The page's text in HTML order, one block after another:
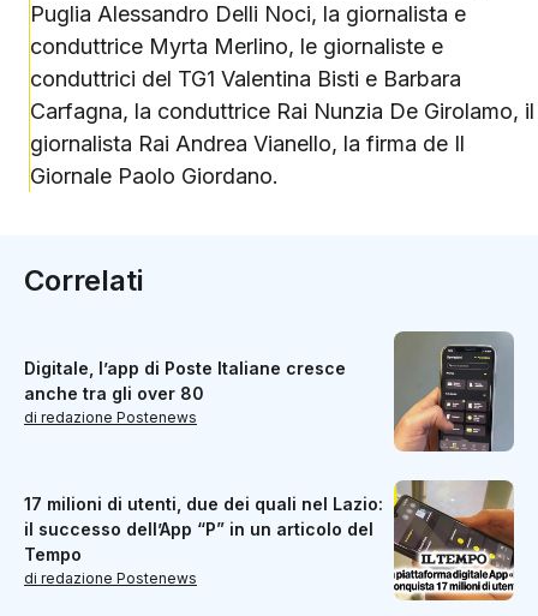
Puglia Alessandro Delli Noci, la giornalista e
conduttrice Myrta Merlino, le giornaliste e
conduttrici del TG1 Valentina Bisti e Barbara
Carfagna, la conduttrice Rai Nunzia De Girolamo, il
giornalista Rai Andrea Vianello, la firma de Il
Giornale Paolo Giordano.
Correlati
Digitale, l’app di Poste Italiane cresce
anche tra gli over 80
di redazione Postenews
17 milioni di utenti, due dei quali nel Lazio:
il successo dell’App “P” in un articolo del
Tempo
di redazione Postenews